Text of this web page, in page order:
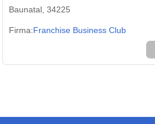
Baunatal, 34225
Firma:Franchise Business Club